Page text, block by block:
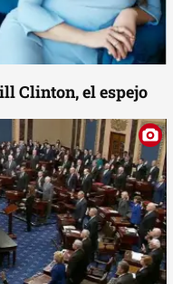
Clinton, el espejo